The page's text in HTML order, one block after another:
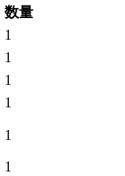
数量
1
1
1
1
1
1